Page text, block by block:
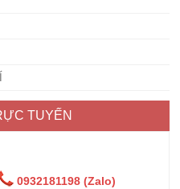
TUYẾN
0932181198 (Zalo)